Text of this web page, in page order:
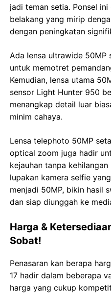
jadi teman setia. Ponsel
belakang yang mirip
dengan peningkatan
Ada lensa ultrawide 50MP
untuk memotret
Kemudian, lensa utama
sensor Light Hunter 950
menangkap detail luar
minim cahaya.
Lensa telephoto 50MP
optical zoom juga hadir
kejauhan tanpa
lupakan kamera selfie
menjadi 50MP, bikin hasil
dan siap diunggah ke
Harga &
Sobat!
Penasaran kan berapa
17 hadir dalam beberapa
harga yang cukup